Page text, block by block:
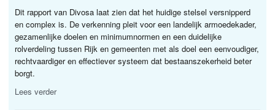
Dit rapport van Divosa laat zien dat het huidige stelsel versnipperd
en complex is. De verkenning pleit voor een landelijk armoedekader,
gezamenlijke doelen en minimumnormen en een duidelijke
rolverdeling tussen Rijk en gemeenten met als doel een eenvoudiger,
rechtvaardiger en effectiever systeem dat bestaanszekerheid beter
borgt.
Lees verder